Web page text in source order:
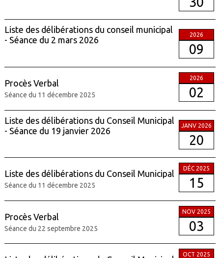
Liste des délibérations du conseil municipal
- Séance du 2 mars 2026
2026
09
Procès Verbal
Séance du 11 décembre 2025
2026
02
Liste des délibérations du Conseil Municipal
- Séance du 19 janvier 2026
JANV 2026
20
Liste des délibérations du Conseil Municipal
Séance du 11 décembre 2025
DÉC 2025
15
Procès Verbal
Séance du 22 septembre 2025
NOV 2025
03
OCT 2025